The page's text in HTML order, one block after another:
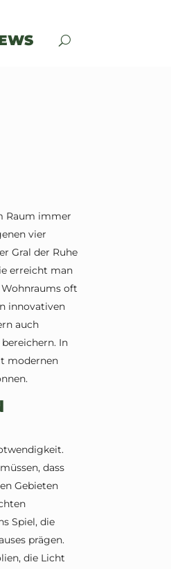
Raum immer
vier
Gral der Ruhe
erreicht man
oft
innovativen
auch
In
modernen
dass
Gebieten
Spiel, die
prägen.
die Licht